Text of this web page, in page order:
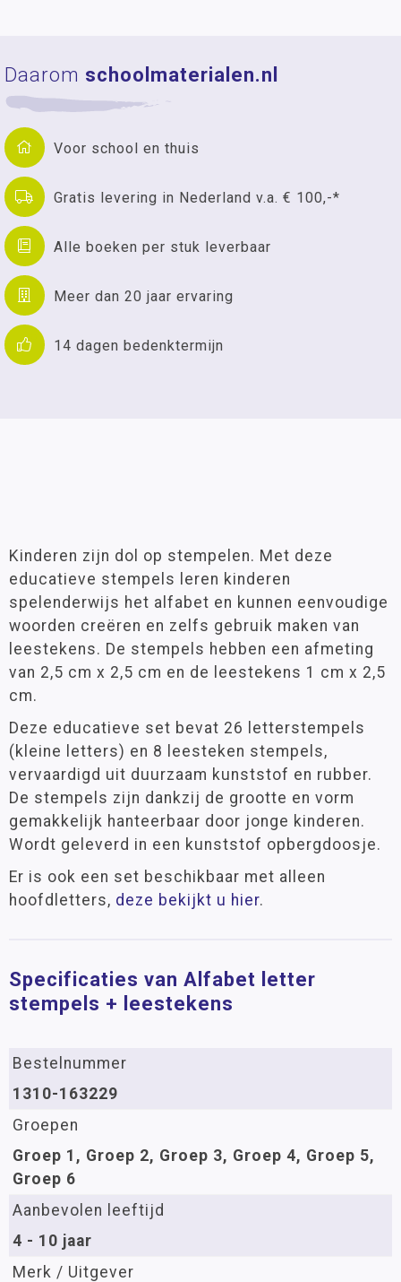
Daarom schoolmaterialen.nl
Voor school en thuis
Gratis levering in Nederland v.a. € 100,-*
Alle boeken per stuk leverbaar
Meer dan 20 jaar ervaring
14 dagen bedenktermijn
Kinderen zijn dol op stempelen. Met deze
educatieve stempels leren kinderen
spelenderwijs het alfabet en kunnen eenvoudige
woorden creëren en zelfs gebruik maken van
leestekens. De stempels hebben een afmeting
van 2,5 cm x 2,5 cm en de leestekens 1 cm x 2,5
cm.
Deze educatieve set bevat 26 letterstempels
(kleine letters) en 8 leesteken stempels,
vervaardigd uit duurzaam kunststof en rubber.
De stempels zijn dankzij de grootte en vorm
gemakkelijk hanteerbaar door jonge kinderen.
Wordt geleverd in een kunststof opbergdoosje.
Er is ook een set beschikbaar met alleen
hoofdletters, deze bekijkt u hier.
Specificaties van Alfabet letter
stempels + leestekens
Bestelnummer
1310-163229
Groepen
Groep 1, Groep 2, Groep 3, Groep 4, Groep 5,
Groep 6
Aanbevolen leeftijd
4 - 10 jaar
Merk / Uitgever